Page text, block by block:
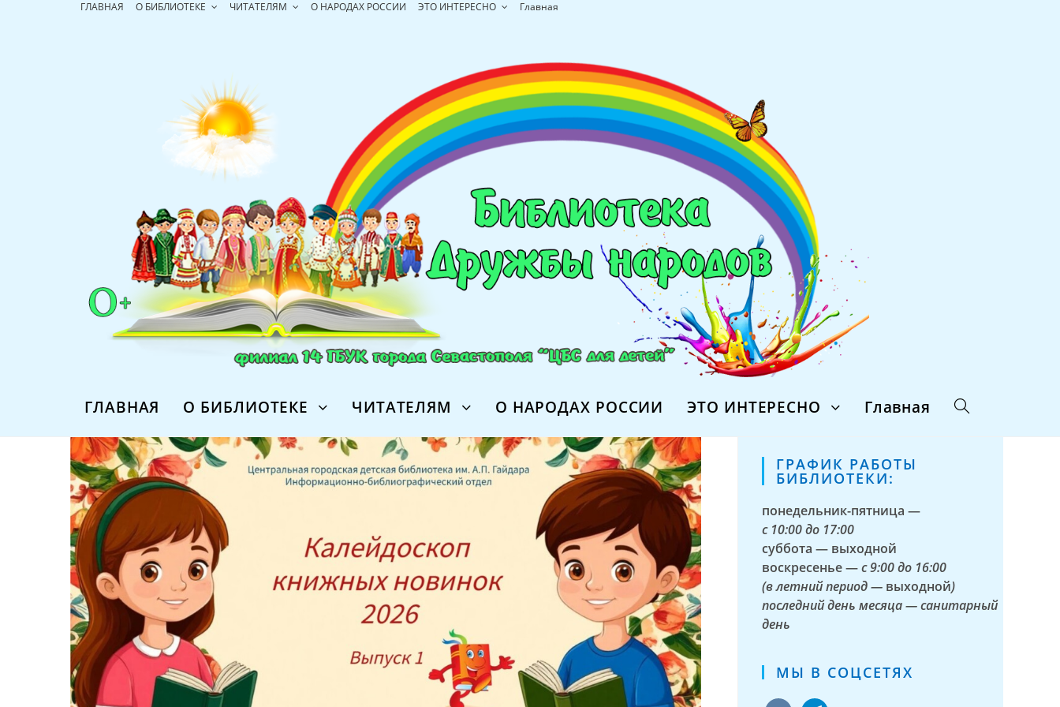
ГЛАВНАЯ О БИБЛИОТЕКЕ ЧИТАТЕЛЯМ О НАРОДАХ РОССИИ ЭТО ИНТЕРЕСНО Главная
ГЛАВНАЯ О БИБЛИОТЕКЕ ЧИТАТЕЛЯМ О НАРОДАХ РОССИИ ЭТО ИНТЕРЕСНО Главная
ГРАФИК РАБОТЫ
БИБЛИОТЕКИ:
понедельник-пятница —
с 10:00 до 17:00
суббота — выходной
воскресенье —с 9:00 до 16:00
(в летний период — выходной)
последний день месяца — санитарный
день
МЫ В СОЦСЕТЯХ